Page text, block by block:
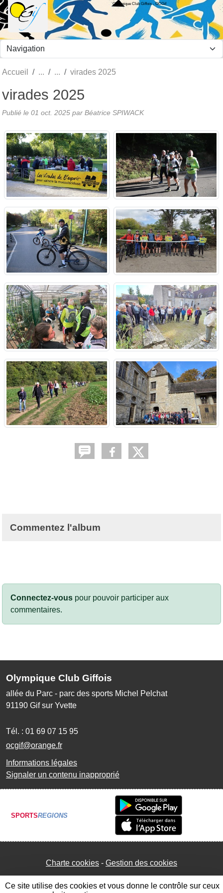
Olympique Club Giffois - OCGif
Accueil virades 2025
virades 2025
Publié le 01 oct. 2025 par Béatrice SPIWACK
Commentez l'album
Connectez-vous pour pouvoir participer aux
commentaires.
Olympique Club Giffois
allée du Parc - parc des sports Michel Pelchat
91190 Gif sur Yvette
Tél. : 01 69 07 15 95
ocgif@orange.fr
Informations légales
Signaler un contenu inapproprié
SPORTSREGIONS
Charte cookies Gestion des cookies
Panneau de gestion des cookies
Ce site utilise des cookies et vous donne le contrôle sur ceux